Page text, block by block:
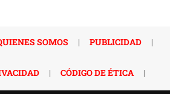
SOMOS | PUBLICIDAD |
| CÓDIGO DE ÉTICA |